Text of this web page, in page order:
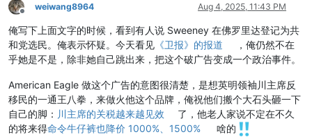
Offline
weiwang8964 Aug 4, 2025, 11:43 PM
俺写下上面文字的时候，看到有人说 Sweeney 在佛罗里达登记为共
和党选民。俺表示怀疑。今天看见 《卫报》的报道
，俺仍然不在
乎她是不是，除非她自己跳出来，把这个破广告变成一个政治事件。
American Eagle 做这个广告的意图很清楚，是想英明领袖川主席反
移民的一通王八拳，来做火他这个品牌，俺祝他们搬个大石头砸一下
自己的脚： 川主席的关税越来越见效
了，他老人家说不定在不久
的将来得命令牛仔裤也降价 1000%、1500% 啥的